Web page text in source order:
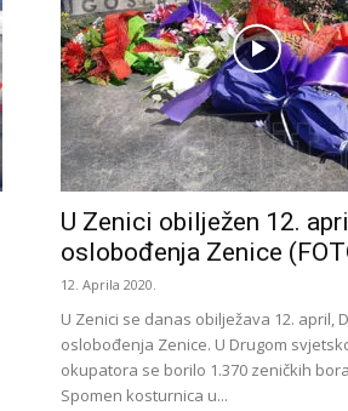
U Zenici obilježen 12.
oslobođenja Zenice
12. Aprila 2020.
U Zenici se danas obilježava 12. april,
oslobođenja Zenice. U Drugom
okupatora se borilo 1.370 zeničkih
Spomen kosturnica u...